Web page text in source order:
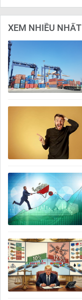
XEM NHIỀU NHẤT